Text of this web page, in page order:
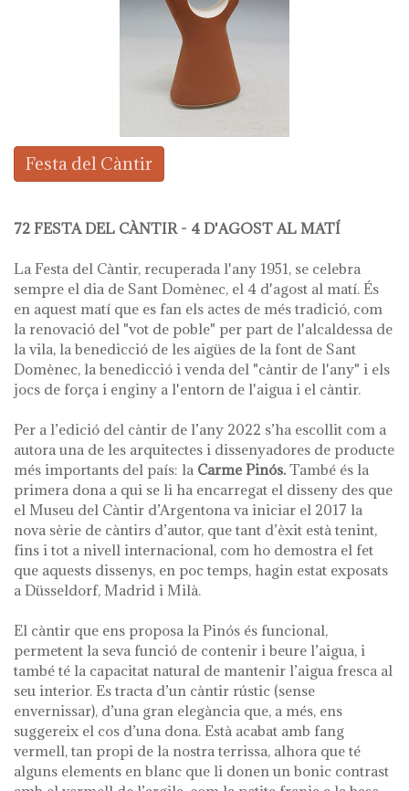
Festa del Càntir
72 FESTA DEL CÀNTIR - 4 D'AGOST AL MATÍ
La Festa del Càntir, recuperada l'any 1951, se celebra
sempre el dia de Sant Domènec, el 4 d'agost al matí. És
en aquest matí que es fan els actes de més tradició, com
la renovació del "vot de poble" per part de l'alcaldessa de
la vila, la benedicció de les aigües de la font de Sant
Domènec, la benedicció i venda del "càntir de l'any" i els
jocs de força i enginy a l'entorn de l'aigua i el càntir.
Per a l’edició del càntir de l’any 2022 s’ha escollit com a
autora una de les arquitectes i dissenyadores de producte
més importants del país: la Carme Pinós. També és la
primera dona a qui se li ha encarregat el disseny des que
el Museu del Càntir d’Argentona va iniciar el 2017 la
nova sèrie de càntirs d’autor, que tant d’èxit està tenint,
fins i tot a nivell internacional, com ho demostra el fet
que aquests dissenys, en poc temps, hagin estat exposats
a Düsseldorf, Madrid i Milà.
El càntir que ens proposa la Pinós és funcional,
permetent la seva funció de contenir i beure l’aigua, i
també té la capacitat natural de mantenir l’aigua fresca al
seu interior. Es tracta d’un càntir rústic (sense
envernissar), d’una gran elegància que, a més, ens
suggereix el cos d’una dona. Està acabat amb fang
vermell, tan propi de la nostra terrissa, alhora que té
alguns elements en blanc que li donen un bonic contrast